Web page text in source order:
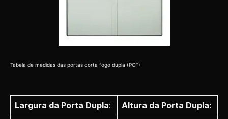
Tabela de medidas das portas corta fogo dupla (PCF):
Largura da Porta Dupla:
Altura da Porta Dupla: